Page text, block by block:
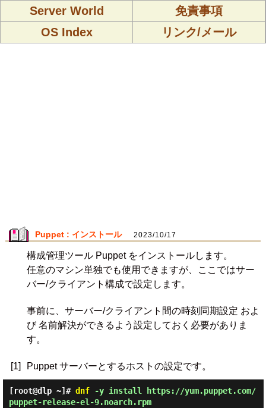
Server World
免責事項
OS Index
リンク/メール
Puppet : インストール 2023/10/17
構成管理ツール Puppet をインストールします。
任意のマシン単独でも使用できますが、ここではサー
バー/クライアント構成で設定します。
事前に、サーバー/クライアント間の時刻同期設定 およ
び 名前解決ができるよう設定しておく必要がありま
す。
[1] Puppet サーバーとするホストの設定です。
[root@dlp ~]# dnf-y install https://yum.puppet.com/
puppet-release-el-9.noarch.rpm